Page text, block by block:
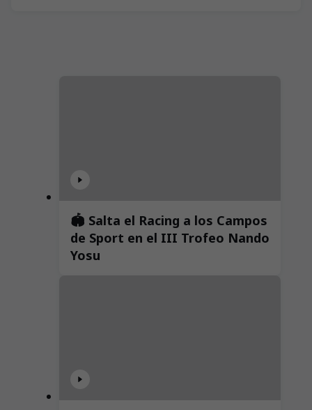
🏟️ Salta el Racing a los Campos
de Sport en el III Trofeo Nando
Yosu